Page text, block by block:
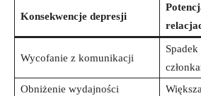
Konsekwencje depresji
Wycofanie z komunikacji
Obniżenie ​wydajności